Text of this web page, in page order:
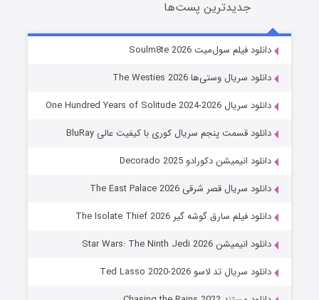
خاندان اژدها فصل ۳
جادوگری در مغولستان
قسمت 14 (زیرنویس) منتشر شد
جدیدترین پست‌ها
دانلود فیلم سول‌میت Soulm8te 2026
دانلود سریال وستی‌ها The Westies 2026
دانلود سریال One Hundred Years of Solitude 2024-2026
دانلود قسمت پنجم سریال کوری با کیفیت عالی BluRay
دانلود انیمیشن دکورادو Decorado 2025
دانلود سریال قصر شرقی The East Palace 2026
دانلود فیلم سارق گوشه گیر The Isolate Thief 2026
دانلود انیمیشن Star Wars: The Ninth Jedi 2026
دانلود سریال تد لاسو Ted Lasso 2020-2026